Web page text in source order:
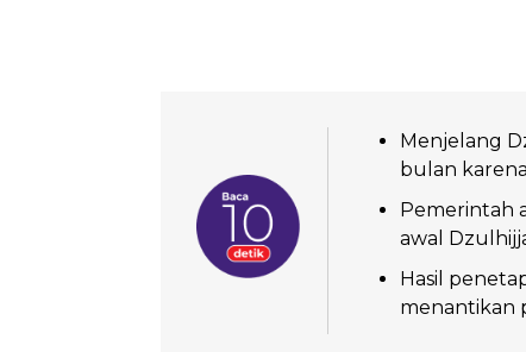
Menjelang
bulan
Pemerintah
awal
Hasil
menantikan